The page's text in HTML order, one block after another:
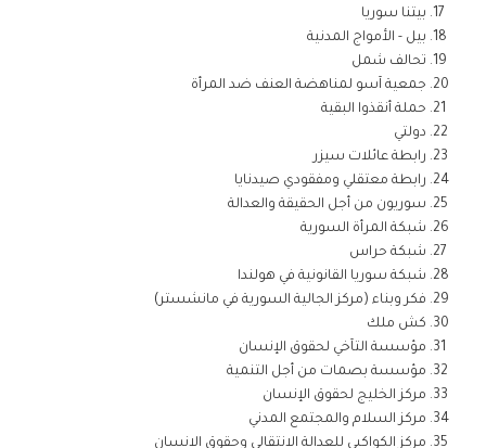
بيتنا سوريا
بيل - الأمواج المدنية
تحالف شمل
جمعية آسو لمناهضة العنف ضد المرأة
حملة أنقذوا البقية
دولتي
رابطة عائلات سيزر
رابطة معتقلي ومفقودي صيدنايا
سوريون من أجل الحقيقة والعدالة
شبكة المرأة السورية
شبكة حراس
شبكة سوريا القانونية في هولندا
فكر وبناء (مركز الجالية السورية في مانشستر)
كش ملك
مؤسسة التآخي لحقوق الإنسان
مؤسسة بصمات من أجل التنمية
مركز الخليج لحقوق الإنسان
مركز السلام والمجتمع المدني
مركز الكواكبي للعدالة الانتقالي وحقوق الانسان